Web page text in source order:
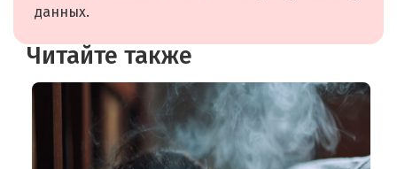
данных.
Читайте также